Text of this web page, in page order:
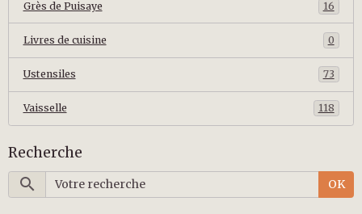
Grès de Puisaye 16
Livres de cuisine 0
Ustensiles 73
Vaisselle 118
Recherche
OK